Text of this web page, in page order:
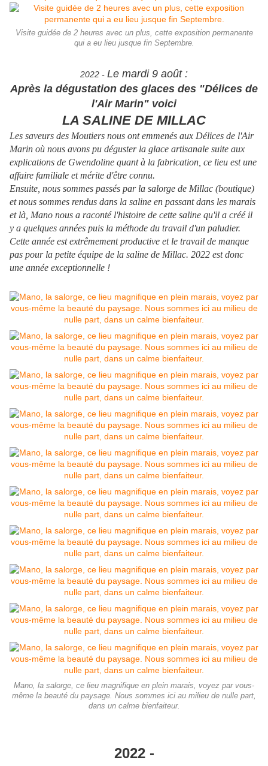
Visite guidée de 2 heures avec un plus, cette exposition permanente
qui a eu lieu jusque fin Septembre.
2022 - Le mardi 9 août :
Après la dégustation des glaces des "Délices de
l'Air Marin" voici
LA SALINE DE MILLAC
Les saveurs des Moutiers nous ont emmenés aux Délices de l'Air
Marin où nous avons pu déguster la glace artisanale suite aux
explications de Gwendoline quant à la fabrication, ce lieu est une
affaire familiale et mérite d'être connu.
Ensuite, nous sommes passés par la salorge de Millac (boutique)
et nous sommes rendus dans la saline en passant dans les marais
et là, Mano nous a raconté l'histoire de cette saline qu'il a créé il
y a quelques années puis la méthode du travail d'un paludier.
Cette année est extrêmement productive et le travail de manque
pas pour la petite équipe de la saline de Millac. 2022 est donc
une année exceptionnelle !
Mano, la salorge, ce lieu magnifique en plein marais, voyez par vous-
même la beauté du paysage. Nous sommes ici au milieu de nulle part,
dans un calme bienfaiteur.
2022 -